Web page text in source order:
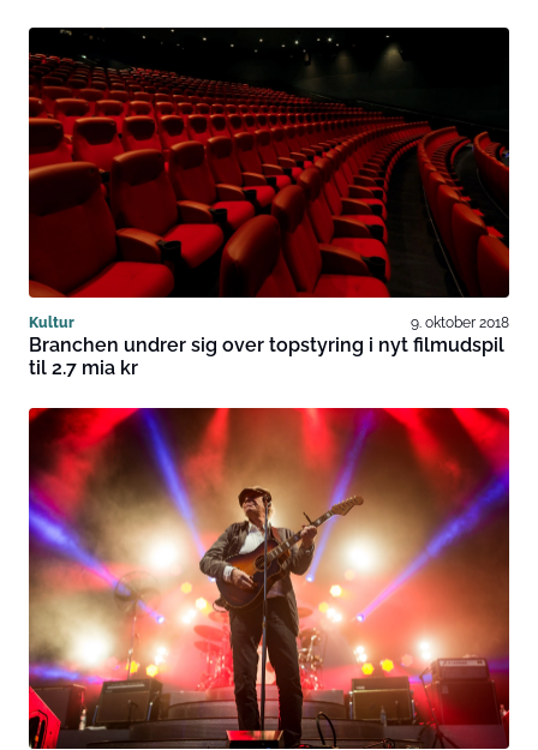
Kultur 9. oktober 2018
Branchen undrer sig over topstyring i nyt filmudspil
til 2.7 mia kr